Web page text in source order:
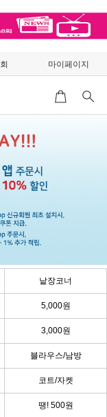
마이페이지
낱장코너
5,000원
3,000원
블라우스/남방
코트/자켓
땡! 500원